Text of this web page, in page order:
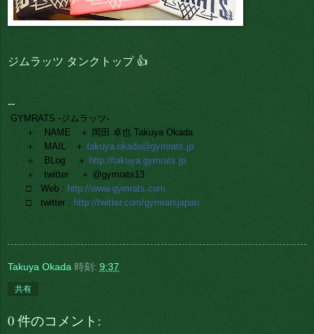
ジムラッツ タンクトップ 👍
--
GYMRATS -ジムラッツ-
＋ NAME ＋ 岡田 卓也 Takuya Okada
＋ MAIL ＋ takuya.okada@gymrats.jp
＋ BLog ＋ http://takuya.gymrats.jp
＋ twitter ＋ @gymrats13
□ Web : http://www.gymrats.com
□ twitter : http://twitter.com/gymratsjapan
Takuya Okada 時刻: 9:37
共有
0 件のコメント: